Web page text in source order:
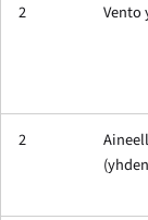
2 Vento
2